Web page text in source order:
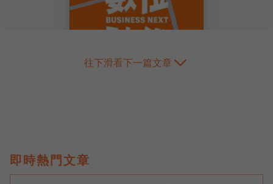
往下滑看下一篇文章
即時熱門文章